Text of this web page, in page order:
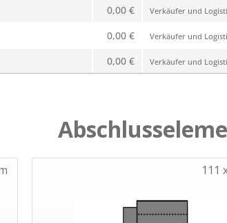
0,00 € Verkäufer und
0,00 € Verkäufer und
0,00 € Verkäufer und